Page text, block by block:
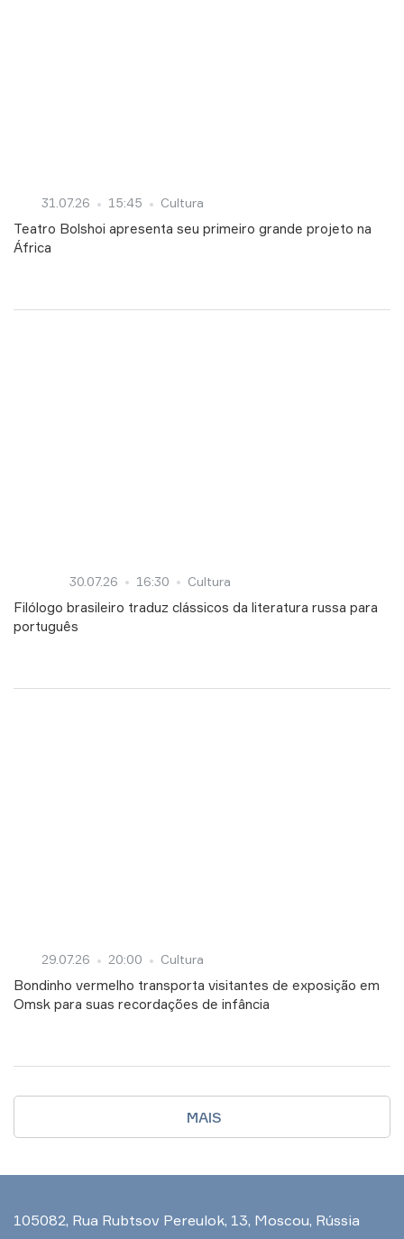
31.07.26 15:45 Cultura
Teatro Bolshoi apresenta seu primeiro grande projeto na
África
30.07.26 16:30 Cultura
Filólogo brasileiro traduz clássicos da literatura russa para
português
29.07.26 20:00 Cultura
Bondinho vermelho transporta visitantes de exposição em
Omsk para suas recordações de infância
MAIS
105082, Rua Rubtsov Pereulok, 13, Moscou, Rússia